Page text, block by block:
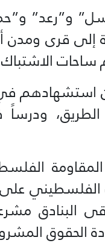
و”رعد”
قرى ومدن
ساحات
في
الطريق،
البنادق
الحقوق